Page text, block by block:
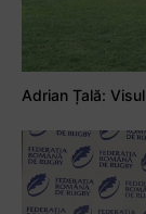
Adrian Țală: